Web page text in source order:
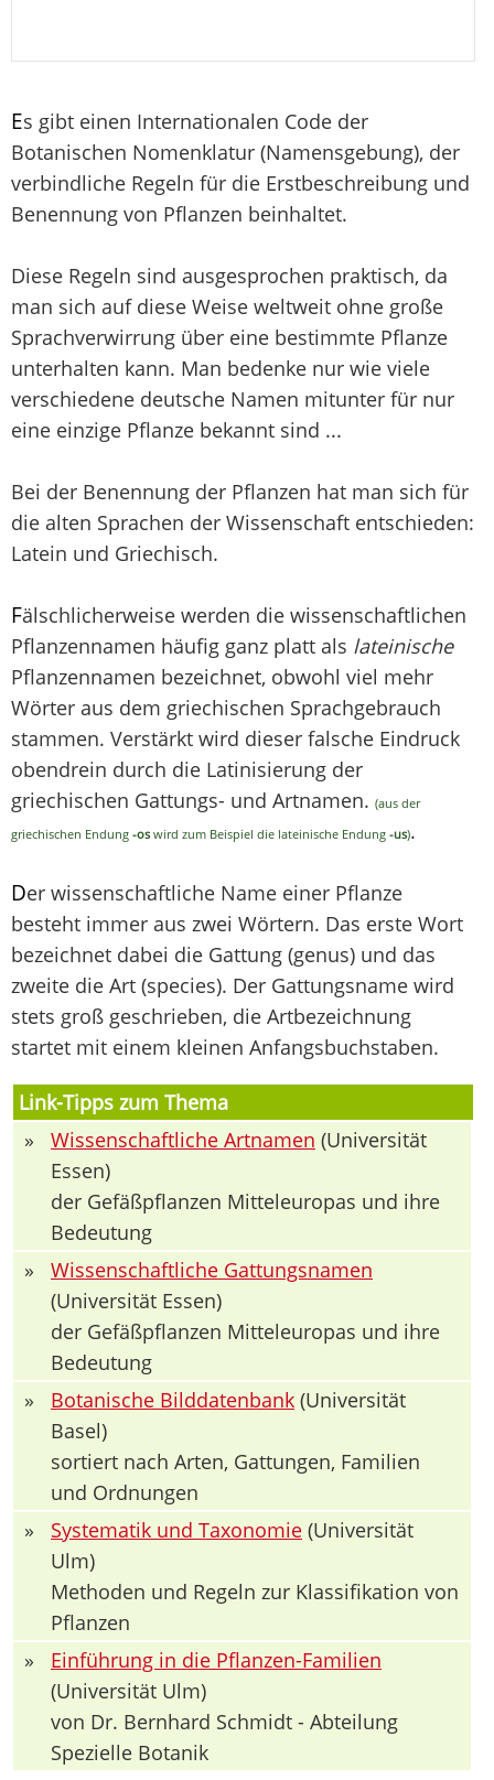
Es gibt einen Internationalen Code der
Botanischen Nomenklatur (Namensgebung), der
verbindliche Regeln für die Erstbeschreibung und
Benennung von Pflanzen beinhaltet.
Diese Regeln sind ausgesprochen praktisch, da
man sich auf diese Weise weltweit ohne große
Sprachverwirrung über eine bestimmte Pflanze
unterhalten kann. Man bedenke nur wie viele
verschiedene deutsche Namen mitunter für nur
eine einzige Pflanze bekannt sind ...
Bei der Benennung der Pflanzen hat man sich für
die alten Sprachen der Wissenschaft entschieden:
Latein und Griechisch.
Fälschlicherweise werden die wissenschaftlichen
Pflanzennamen häufig ganz platt als lateinische
Pflanzennamen bezeichnet, obwohl viel mehr
Wörter aus dem griechischen Sprachgebrauch
stammen. Verstärkt wird dieser falsche Eindruck
obendrein durch die Latinisierung der
griechischen Gattungs- und Artnamen. (aus der
griechischen Endung -os wird zum Beispiel die lateinische Endung -us).
Der wissenschaftliche Name einer Pflanze
besteht immer aus zwei Wörtern. Das erste Wort
bezeichnet dabei die Gattung (genus) und das
zweite die Art (species). Der Gattungsname wird
stets groß geschrieben, die Artbezeichnung
startet mit einem kleinen Anfangsbuchstaben.
Link-Tipps zum Thema
»
Wissenschaftliche Artnamen (Universität
Essen)
der Gefäßpflanzen Mitteleuropas und ihre
Bedeutung
»
Wissenschaftliche Gattungsnamen
(Universität Essen)
der Gefäßpflanzen Mitteleuropas und ihre
Bedeutung
»
Botanische Bilddatenbank (Universität
Basel)
sortiert nach Arten, Gattungen, Familien
und Ordnungen
»
Systematik und Taxonomie (Universität
Ulm)
Methoden und Regeln zur Klassifikation von
Pflanzen
»
Einführung in die Pflanzen-Familien
(Universität Ulm)
von Dr. Bernhard Schmidt - Abteilung
Spezielle Botanik